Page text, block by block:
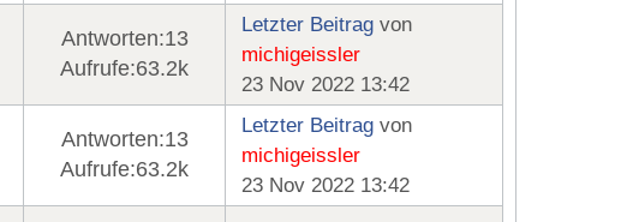
Antworten:13
Aufrufe:63.2k
Letzter Beitrag von
michigeissler
23 Nov 2022 13:42
Antworten:13
Aufrufe:63.2k
Letzter Beitrag von
michigeissler
23 Nov 2022 13:42